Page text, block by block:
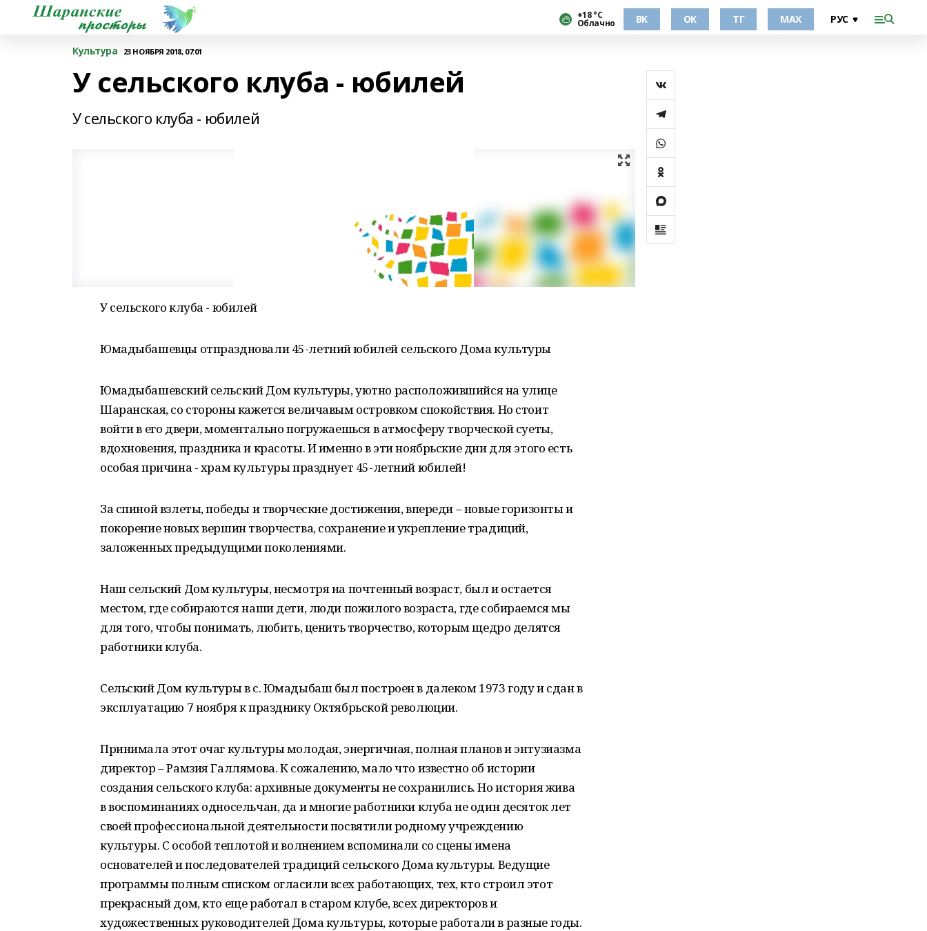
+18 °С
Облачно ВК ОК ТГ МАХ
Культура 23 НОЯБРЯ 2018, 07:01
У сельского клуба - юбилей
У сельского клуба - юбилей
У сельского клуба - юбилей
Юмадыбашевцы отпраздновали 45-летний юбилей сельского Дома культуры
Юмадыбашевский сельский Дом культуры, уютно расположившийся на улице
Шаранская, со стороны кажется величавым островком спокойствия. Но стоит
войти в его двери, моментально погружаешься в атмосферу творческой суеты,
вдохновения, праздника и красоты. И именно в эти ноябрьские дни для этого есть
особая причина - храм культуры празднует 45-летний юбилей!
За спиной взлеты, победы и творческие достижения, впереди – новые горизонты и
покорение новых вершин творчества, сохранение и укрепление традиций,
заложенных предыдущими поколениями.
Наш сельский Дом культуры, несмотря на почтенный возраст, был и остается
местом, где собираются наши дети, люди пожилого возраста, где собираемся мы
для того, чтобы понимать, любить, ценить творчество, которым щедро делятся
работники клуба.
Сельский Дом культуры в с. Юмадыбаш был построен в далеком 1973 году и сдан в
эксплуатацию 7 ноября к празднику Октябрьской революции.
Принимала этот очаг культуры молодая, энергичная, полная планов и энтузиазма
директор – Рамзия Галлямова. К сожалению, мало что известно об истории
создания сельского клуба: архивные документы не сохранились. Но история жива
в воспоминаниях односельчан, да и многие работники клуба не один десяток лет
своей профессиональной деятельности посвятили родному учреждению
культуры. С особой теплотой и волнением вспоминали со сцены имена
основателей и последователей традиций сельского Дома культуры. Ведущие
программы полным списком огласили всех работающих, тех, кто строил этот
прекрасный дом, кто еще работал в старом клубе, всех директоров и
художественных руководителей Дома культуры, которые работали в разные годы.